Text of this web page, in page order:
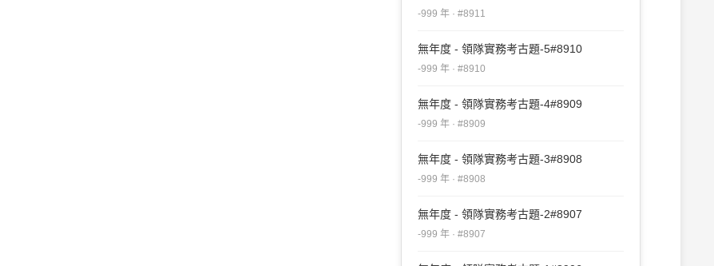
-999 年 · #8911
無年度 - 領隊實務考古題-5#8910
-999 年 · #8910
無年度 - 領隊實務考古題-4#8909
-999 年 · #8909
無年度 - 領隊實務考古題-3#8908
-999 年 · #8908
無年度 - 領隊實務考古題-2#8907
-999 年 · #8907